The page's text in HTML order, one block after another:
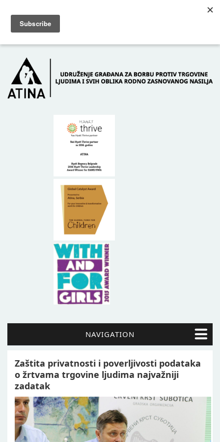
POČETNA O NAMA
NAVIGATION
Zaštita privatnosti i poverljivosti podataka
o žrtvama trgovine ljudima najvažniji
zadatak